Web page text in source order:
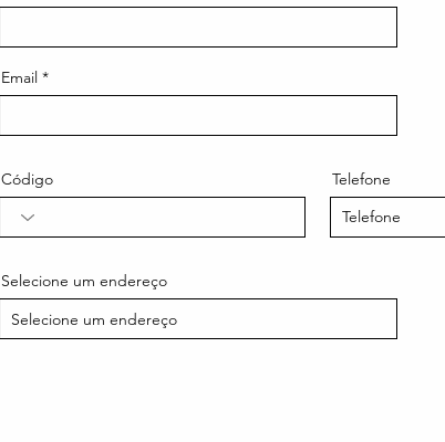
Email
Código Telefone
Selecione um endereço